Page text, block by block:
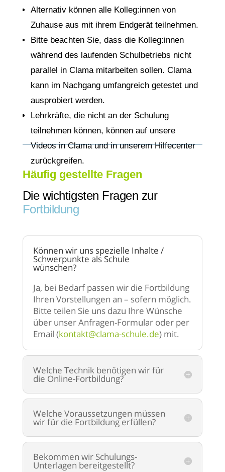
Alternativ können alle Kolleg:innenvon
Zuhause aus mit ihrem Endgerät teilnehmen.
Bitte beachten Sie, dass die Kolleg:innen
während des laufenden Schulbetriebs nicht
parallel in Clama mitarbeiten sollen. Clama
kann im Nachgang umfangreich getestet und
ausprobiert werden.
Lehrkräfte, die nicht an der Schulung
teilnehmen können, können auf unsere
Videos in Clama und in unserem Hilfecenter
zurückgreifen.
Häufig gestellte Fragen
Die wichtigsten Fragen zur
Fortbildung
Können wir uns spezielle Inhalte /
Schwerpunkte als Schule
wünschen?
Ja, bei Bedarf passen wir die Fortbildung
Ihren Vorstellungen an – sofern möglich.
Bitte teilen Sie uns dazu Ihre Wünsche
über unser Anfragen-Formular oder per
Email (kontakt@clama-schule.de) mit.
Welche Technik benötigen wir für
die Online-Fortbildung?
Welche Voraussetzungen müssen
wir für die Fortbildung erfüllen?
Bekommen wir Schulungs-
Unterlagen bereitgestellt?